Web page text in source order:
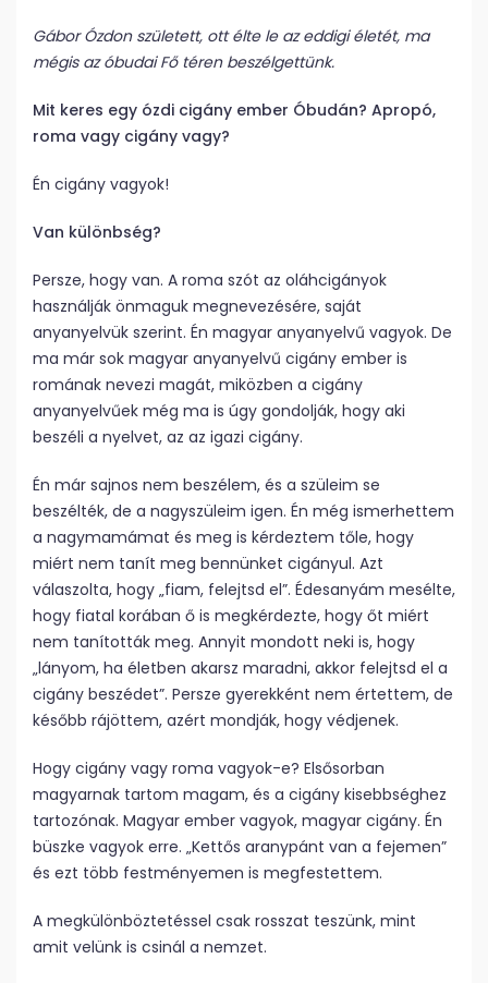
Gábor Ózdon született, ott élte le az eddigi életét, ma
mégis az óbudai Fő téren beszélgettünk.
Mit keres egy ózdi cigány ember Óbudán? Apropó,
roma vagy cigány vagy?
Én cigány vagyok!
Van különbség?
Persze, hogy van. A roma szót az oláhcigányok
használják önmaguk megnevezésére, saját
anyanyelvük szerint. Én magyar anyanyelvű vagyok. De
ma már sok magyar anyanyelvű cigány ember is
romának nevezi magát, miközben a cigány
anyanyelvűek még ma is úgy gondolják, hogy aki
beszéli a nyelvet, az az igazi cigány.
Én már sajnos nem beszélem, és a szüleim se
beszélték, de a nagyszüleim igen. Én még ismerhettem
a nagymamámat és meg is kérdeztem tőle, hogy
miért nem tanít meg bennünket cigányul. Azt
válaszolta, hogy „fiam, felejtsd el”. Édesanyám mesélte,
hogy fiatal korában ő is megkérdezte, hogy őt miért
nem tanították meg. Annyit mondott neki is, hogy
„lányom, ha életben akarsz maradni, akkor felejtsd el a
cigány beszédet”. Persze gyerekként nem értettem, de
később rájöttem, azért mondják, hogy védjenek.
Hogy cigány vagy roma vagyok-e? Elsősorban
magyarnak tartom magam, és a cigány kisebbséghez
tartozónak. Magyar ember vagyok, magyar cigány. Én
büszke vagyok erre. „Kettős aranypánt van a fejemen”
és ezt több festményemen is megfestettem.
A megkülönböztetéssel csak rosszat teszünk, mint
amit velünk is csinál a nemzet.